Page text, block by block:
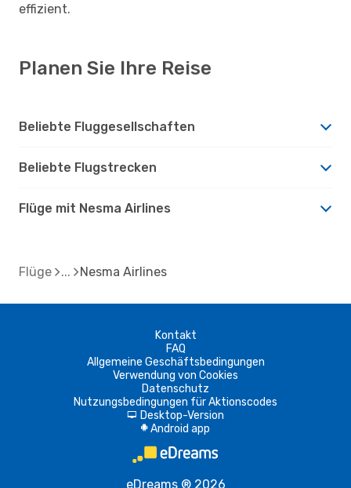
effizient.
Planen Sie Ihre Reise
Beliebte Fluggesellschaften
Beliebte Flugstrecken
Flüge mit Nesma Airlines
Flüge Nesma Airlines
Kontakt
FAQ
Allgemeine Geschäftsbedingungen
Verwendung von Cookies
Datenschutz
Nutzungsbedingungen für Aktionscodes
d Desktop-Version
A Android app
eDreams ® 2026